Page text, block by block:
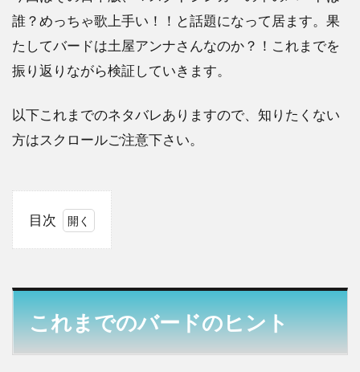
誰？めっちゃ歌上手い！！と話題になって居ます。果
たしてバードは土屋アンナさんなのか？！これまでを
振り返りながら検証していきます。
以下これまでのネタバレありますので、知りたくない
方はスクロールご注意下さい。
目次
で
の
これまでのバードのヒント